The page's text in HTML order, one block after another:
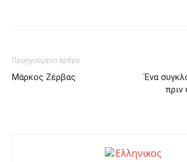
Προηγούμενο άρθρο
Μάρκος Ζέρβας
Ένα
πριν